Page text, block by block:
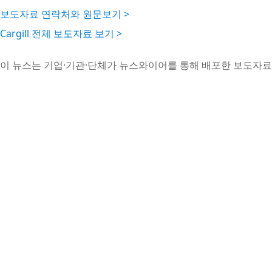
보도자료 연락처와 원문보기 >
Cargill 전체 보도자료 보기 >
이 뉴스는 기업·기관·단체가 뉴스와이어를 통해 배포한 보도자